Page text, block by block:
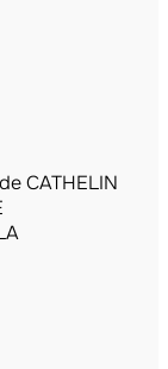
CATHELIN